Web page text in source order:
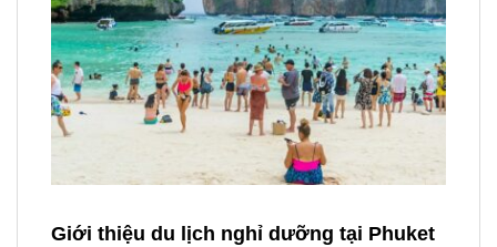
Giới thiệu du lịch nghỉ dưỡng tại Phuket